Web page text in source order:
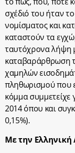
σχέδιό του ήταν
νομίσματος και
καταστούν τα
ταυτόχρονα λήψη
καταβαράρθρωση
χαμηλών
πληθωρισμού που
κόμμα συμμετείχε
2014 όπου και
0,15%).
Με την Ελληνική